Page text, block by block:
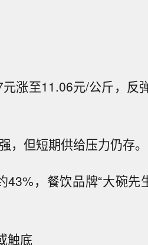
涨至11.06元/公斤，反
，但短期供给压力仍存。
，餐饮品牌“大碗先
触底